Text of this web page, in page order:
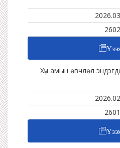
2602
Хүн амын өвчлөл
2601